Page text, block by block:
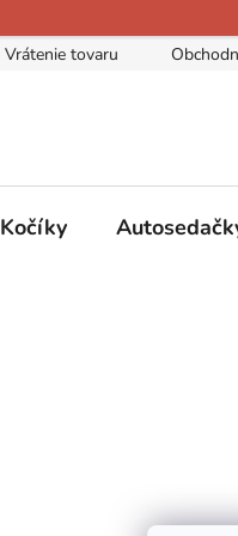
Vrátenie tovaru
Kočíky